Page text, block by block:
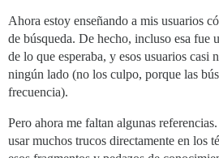
Ahora estoy enseñando a mis usuarios
de búsqueda. De hecho, incluso esa fue
de lo que esperaba, y esos usuarios casi
ningún lado (no los culpo, porque las
frecuencia).
Pero ahora me faltan algunas
usar muchos trucos directamente en los